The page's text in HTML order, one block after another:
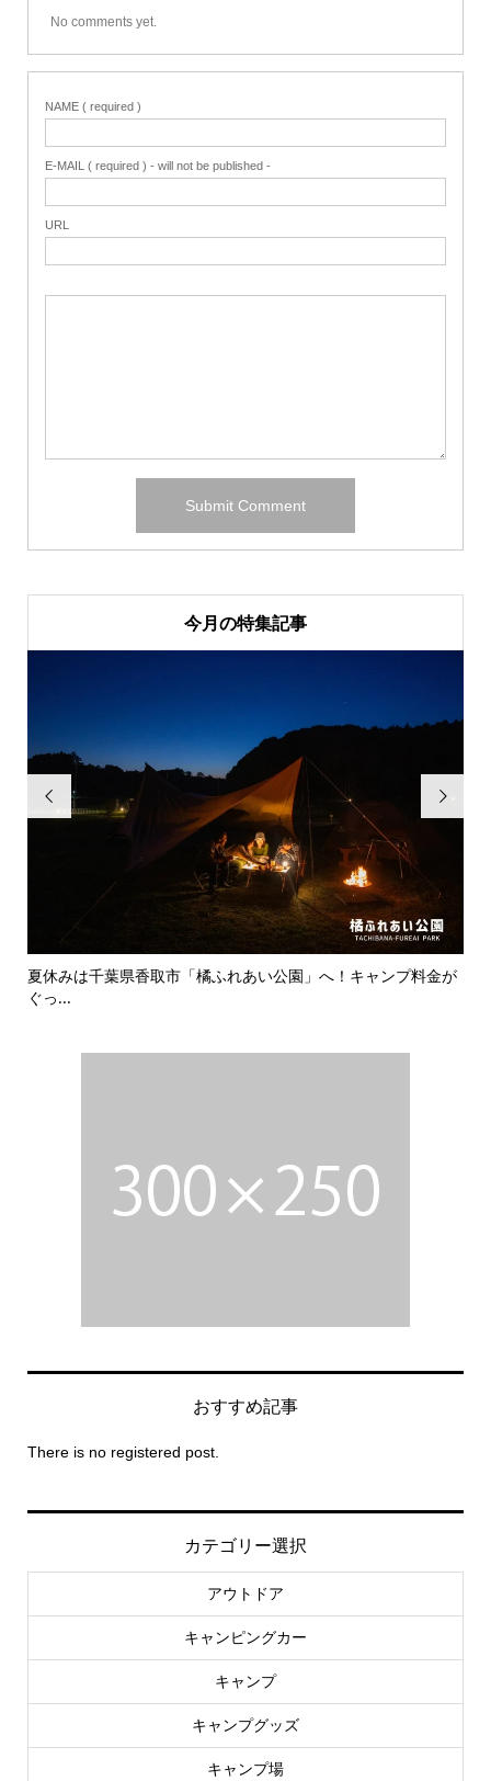
No comments yet.
NAME ( required )
E-MAIL ( required ) - will not be published -
URL
今月の特集記事

バイク旅がもっと快適に！デイトナから待望の「WIDE/RES...

アウトドア
キャンピングカー
キャンプ
キャンプグッズ
キャンプ場